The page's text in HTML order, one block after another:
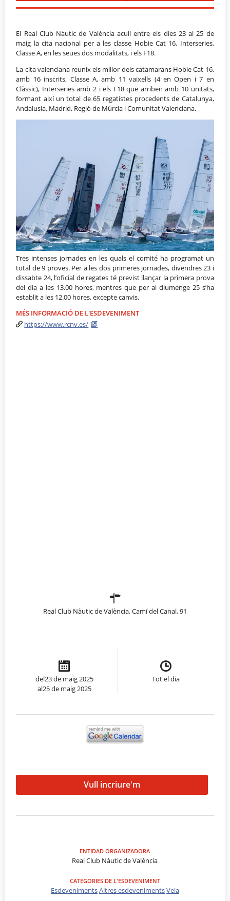
El Real Club Nàutic de València acull entre els dies 23 al 25 de
maig la cita nacional per a les classe Hobie Cat 16, Interseries,
Classe A, en les seues dos modalitats, i els F18.
La cita valenciana reunix els millor dels catamarans Hobie Cat 16,
amb 16 inscrits, Classe A, amb 11 vaixells (4 en Open i 7 en
Clàssic), Interseries amb 2 i els F18 que arriben amb 10 unitats,
formant així un total de 65 regatistes procedents de Catalunya,
Andalusia, Madrid, Regió de Múrcia i Comunitat Valenciana.
Tres intenses jornades en les quals el comité ha programat un
total de 9 proves. Per a les dos primeres jornades, divendres 23 i
dissabte 24, l’oficial de regates té previst llançar la primera prova
del dia a les 13.00 hores, mentres que per al diumenge 25 s’ha
establit a les 12.00 hores, excepte canvis.
MÉS INFORMACIÓ DE L'ESDEVENIMENT
https://www.rcnv.es/
Real Club Nàutic de València. Camí del Canal, 91
del23 de maig 2025
al25 de maig 2025
Tot el dia
Vull incriure'm
ENTIDAD ORGANIZADORA
Real Club Nàutic de València
CATEGORIES DE L'ESDEVENIMENT
EsdevenimentsAltres esdevenimentsVela